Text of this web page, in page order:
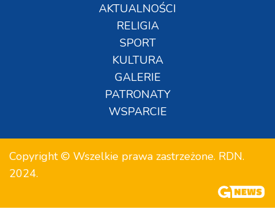
AKTUALNOŚCI
RELIGIA
SPORT
KULTURA
GALERIE
PATRONATY
WSPARCIE
Copyright © Wszelkie prawa zastrzeżone. RDN.
2024.